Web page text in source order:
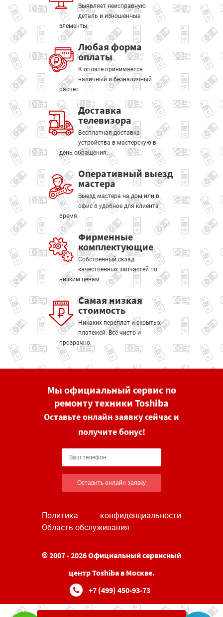
Выявляет неисправную
деталь и изношенные
элементы.
Любая форма
оплаты
К оплате принимается
наличный и безналичный
расчет.
Доставка
телевизора
Бесплатная доставка
устройства в мастерскую в
день обращения.
Оперативный выезд
мастера
Выезд мастера на дом или в
офис в удобное для клиента
время.
Фирменные
комплектующие
Собственный склад
качественных запчастей по
низким ценам.
Самая низкая
стоимость
Никаких переплат и скрытых
платежей. Всё чисто и
прозрачно.
Мы официальный сервис по
ремонту техники Toshiba
Оставьте онлайн заявку сейчас и
получите бонус!
Оставить онлайн заявку
Политика конфиденциальности
Область обслуживания
© 2007 - 2026 Официальный сервисный
центр Toshiba в Москве.
+7 (499) 450-93-73